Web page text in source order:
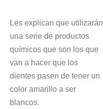
Les explican que utilizarán
una serie de productos
químicos que son los que
van a hacer que los
dientes pasen de tener un
color amarillo a ser
blancos.